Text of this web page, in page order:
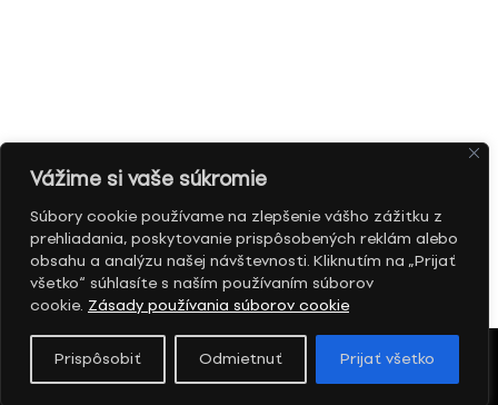
Vážime si vaše súkromie
Súbory cookie používame na zlepšenie vášho zážitku z
prehliadania, poskytovanie prispôsobených reklám alebo
obsahu a analýzu našej návštevnosti. Kliknutím na „Prijať
všetko“ súhlasíte s naším používaním súborov
cookie. Zásady používania súborov cookie
Prispôsobiť Odmietnuť Prijať všetko